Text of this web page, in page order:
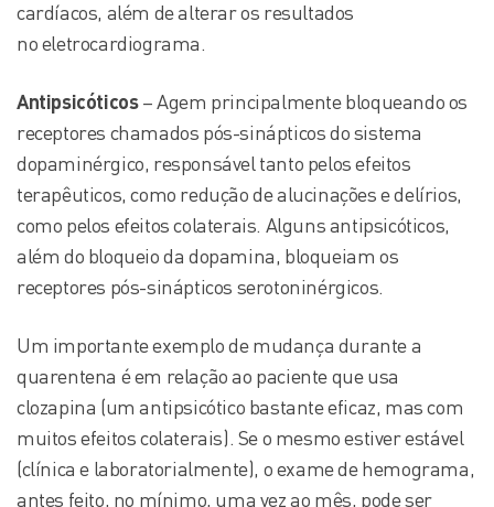
cardíacos, além de alterar os resultados
no eletrocardiograma.
Antipsicóticos– Agem principalmente bloqueando os
receptores chamados pós-sinápticos do sistema
dopaminérgico, responsável tanto pelos efeitos
terapêuticos, como redução de alucinações e delírios,
como pelos efeitos colaterais. Alguns antipsicóticos,
além do bloqueio da dopamina, bloqueiam os
receptores pós-sinápticos serotoninérgicos.
Um importante exemplo de mudança durante a
quarentena é em relação ao paciente que usa
clozapina (um antipsicótico bastante eficaz, mas com
muitos efeitos colaterais). Se o mesmo estiver estável
(clínica e laboratorialmente), o exame de hemograma,
antes feito, no mínimo, uma vez ao mês, pode ser